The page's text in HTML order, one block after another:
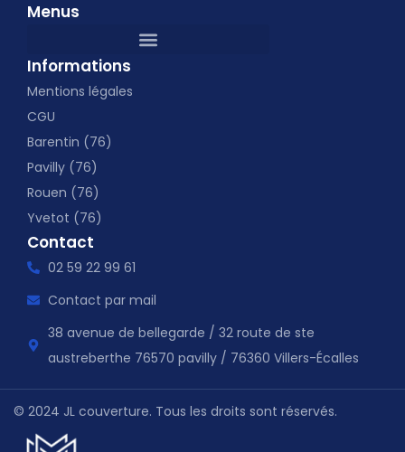
Menus
Informations
Mentions légales
CGU
Barentin (76)
Pavilly (76)
Rouen (76)
Yvetot (76)
Contact
02 59 22 99 61
Contact par mail
38 avenue de bellegarde / 32 route de ste
austreberthe 76570 pavilly / 76360 Villers-Écalles
© 2024 JL couverture. Tous les droits sont réservés.